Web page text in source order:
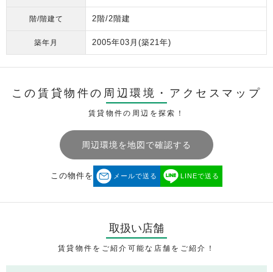
階/階建て 2階/2階建
築年月 2005年03月 (築21年)
この賃貸物件の周辺環境・ アクセスマップ
賃貸物件の周辺を探索！
周辺環境を地図で確認する
この物件を メールで送る LINEで送る
取扱い店舗
賃貸物件をご紹介可能な店舗をご紹介！